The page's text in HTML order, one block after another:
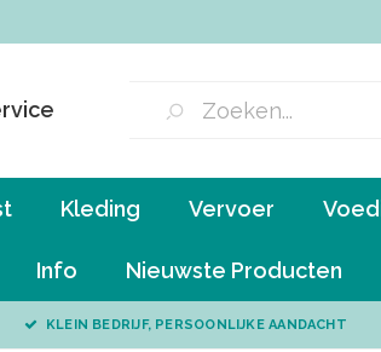
Kleding Vervoer
Info Nieuwste Producten
KLEIN BEDRIJF, PERSOONLIJKE AANDACHT